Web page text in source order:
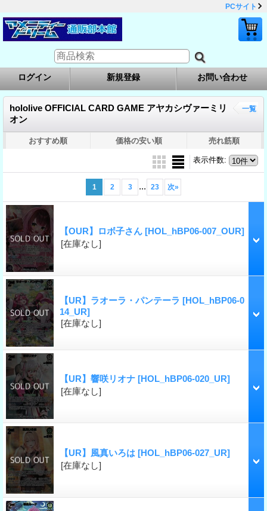
PCサイト
ログイン 新規登録 お問い合わせ
hololive OFFICIAL CARD GAME アヤカシヴァーミリ
オン
一覧
おすすめ順 価格の安い順 売れ筋順
表示件数:
1 2 3 ... 23 次»
【OUR】ロボ子さん [HOL_hBP06-007_OUR]
[在庫なし]
【UR】ラオーラ・パンテーラ [HOL_hBP06-0
14_UR]
[在庫なし]
【UR】響咲リオナ [HOL_hBP06-020_UR]
[在庫なし]
【UR】風真いろは [HOL_hBP06-027_UR]
[在庫なし]